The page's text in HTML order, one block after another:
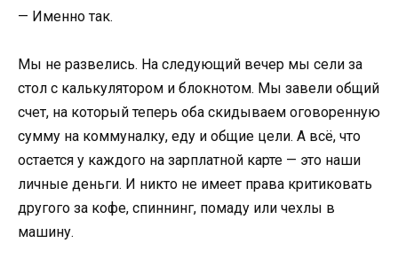
— Именно так.
Мы не развелись. На следующий вечер мы сели за
стол с калькулятором и блокнотом. Мы завели общий
счет, на который теперь оба скидываем оговоренную
сумму на коммуналку, еду и общие цели. А всё, что
остается у каждого на зарплатной карте — это наши
личные деньги. И никто не имеет права критиковать
другого за кофе, спиннинг, помаду или чехлы в
машину.